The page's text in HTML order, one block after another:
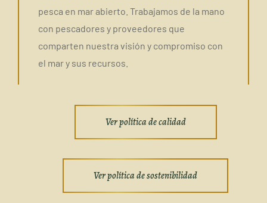
pesca en mar abierto. Trabajamos de la mano
con pescadores y proveedores que
comparten nuestra visión y compromiso con
el mar y sus recursos.
Ver política de calidad
Ver política de sostenibilidad